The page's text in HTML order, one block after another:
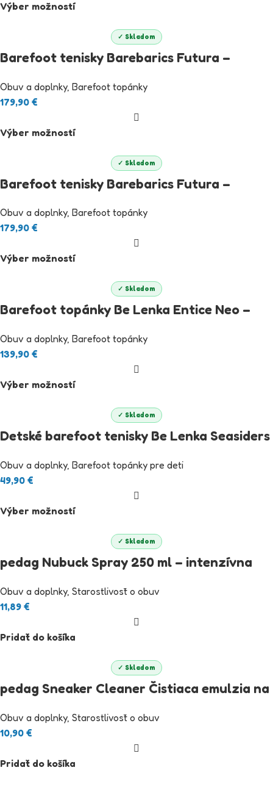
Výber možností
✓ Skladom
Barefoot tenisky Barebarics Futura –
Obuv a doplnky, Barefoot topánky
179,90 €
Výber možností
✓ Skladom
Barefoot tenisky Barebarics Futura –
Obuv a doplnky, Barefoot topánky
179,90 €
Výber možností
✓ Skladom
Barefoot topánky Be Lenka Entice Neo –
Obuv a doplnky, Barefoot topánky
139,90 €
Výber možností
✓ Skladom
Detské barefoot tenisky Be Lenka Seasiders
Obuv a doplnky, Barefoot topánky pre deti
49,90 €
Výber možností
✓ Skladom
pedag Nubuck Spray 250 ml – intenzívna
Obuv a doplnky, Starostlivosť o obuv
11,89 €
Pridať do košíka
✓ Skladom
pedag Sneaker Cleaner Čistiaca emulzia na
Obuv a doplnky, Starostlivosť o obuv
10,90 €
Pridať do košíka